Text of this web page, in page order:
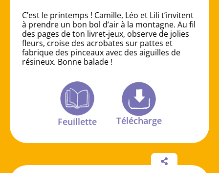
C’est le printemps ! Camille, Léo et Lili t’invitent
à prendre un bon bol d’air à la montagne. Au fil
des pages de ton livret-jeux, observe de jolies
fleurs, croise des acrobates sur pattes et
fabrique des pinceaux avec des aiguilles de
résineux. Bonne balade !
Feuillette Télécharge